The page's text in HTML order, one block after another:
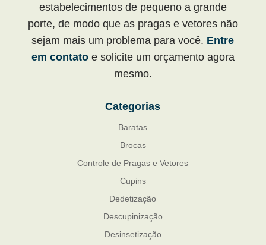
estabelecimentos de pequeno a grande
porte, de modo que as pragas e vetores não
sejam mais um problema para você. Entre
em contatoe solicite um orçamento agora
mesmo.
Categorias
Baratas
Brocas
Controle de Pragas e Vetores
Cupins
Dedetização
Descupinização
Desinsetização